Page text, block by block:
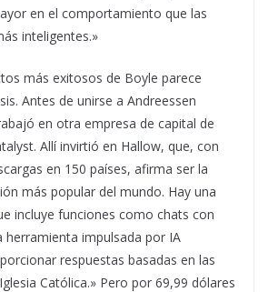
en el comportamiento que las
inteligentes.»
más exitosos de Boyle parece
Antes de unirse a Andreessen
en otra empresa de capital de
Allí invirtió en Hallow, que, con
en 150 países, afirma ser la
más popular del mundo. Hay una
incluye funciones como chats con
herramienta impulsada por IA
respuestas basadas en las
Católica.» Pero por 69,99 dólares